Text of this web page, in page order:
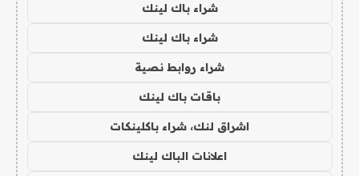
شراء باك لينك
شراء باك لينك
شراء روابط نصية
باقات باك لينك
اشراق لنك، شراء باكلينكات
اعلانات الباك لينك